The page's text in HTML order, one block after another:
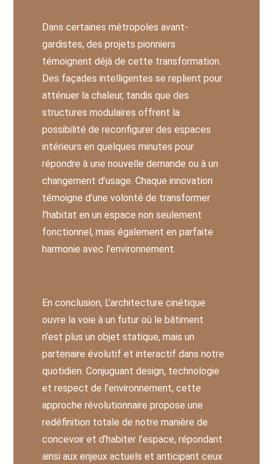
Dans certaines métropoles avant-
gardistes, des projets pionniers
témoignent déjà de cette transformation.
Des façades intelligentes se replient pour
atténuer la chaleur, tandis que des
structures modulaires offrent la
possibilité de reconfigurer des espaces
intérieurs en quelques minutes pour
répondre à une nouvelle demande ou à un
changement d’usage. Chaque innovation
témoigne d’une volonté de transformer
l’habitat en un espace non seulement
fonctionnel, mais également en parfaite
harmonie avec l’environnement.
En conclusion, L’architecture cinétique
ouvre la voie à un futur où le bâtiment
n’est plus un objet statique, mais un
partenaire évolutif et interactif dans notre
quotidien. Conjuguant design, technologie
et respect de l’environnement, cette
approche révolutionnaire propose une
redéfinition totale de notre manière de
concevoir et d’habiter l’espace, répondant
ainsi aux enjeux actuels et anticipant ceux